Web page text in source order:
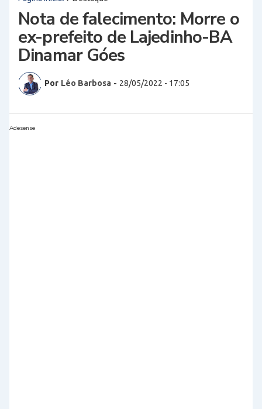
Nota de falecimento: Morre o
ex-prefeito de Lajedinho-BA
Dinamar Góes
Por Léo Barbosa - 28/05/2022 - 17:05
Adesense